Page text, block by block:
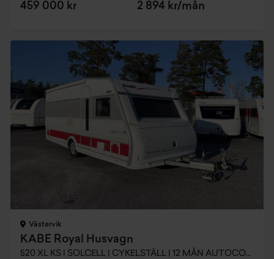
459 000 kr 2 894 kr/mån
Västervik
KABE Royal Husvagn
520 XL KS | SOLCELL | CYKELSTÄLL | 12 MÅN AUTOCONCEPT